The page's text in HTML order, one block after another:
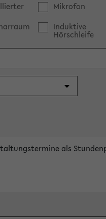
Mikrofon
Induktive
Hörschleife
als